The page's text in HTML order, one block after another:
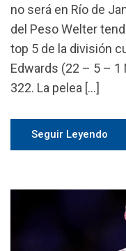
no será en Río de
del Peso Welter
top 5 de la división
Edwards (22 – 5 – 1
322. La pelea […]
Seguir Leyendo